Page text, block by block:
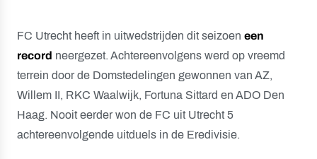
FC Utrecht heeft in uitwedstrijden dit seizoen een
record neergezet. Achtereenvolgens werd op vreemd
terrein door de Domstedelingen gewonnen van AZ,
Willem II, RKC Waalwijk, Fortuna Sittard en ADO Den
Haag. Nooit eerder won de FC uit Utrecht 5
achtereenvolgende uitduels in de Eredivisie.